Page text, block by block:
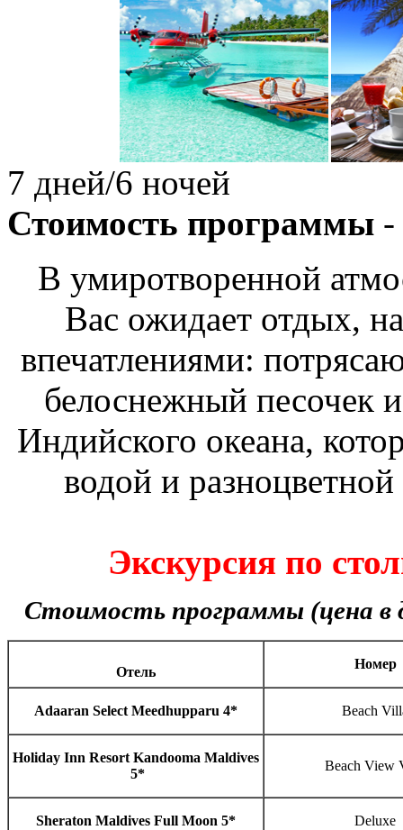
7 дней/6 ночей
Стоимость программы -
В умиротворенной
Вас ожидает отдых,
впечатлениями:
белоснежный песочек
Индийского океана,
водой и
Экскурсия по
Стоимость программы (цена в
Отель
Номер
Adaaran Select Meedhupparu 4* Beach
Holiday Inn Resort Kandooma Maldives
5*
Beach View
Sheraton Maldives Full Moon 5* Deluxe